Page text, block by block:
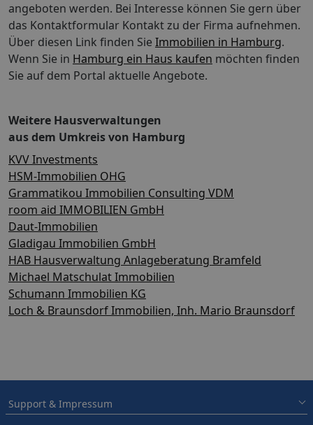
angeboten werden. Bei Interesse können Sie gern über
das Kontaktformular Kontakt zu der Firma aufnehmen.
Über diesen Link finden Sie Immobilien in Hamburg.
Wenn Sie in Hamburg ein Haus kaufen möchten finden
Sie auf dem Portal aktuelle Angebote.
Weitere Hausverwaltungen
aus dem Umkreis von Hamburg
KVV Investments
HSM-Immobilien OHG
Grammatikou Immobilien Consulting VDM
room aid IMMOBILIEN GmbH
Daut-Immobilien
Gladigau Immobilien GmbH
HAB Hausverwaltung Anlageberatung Bramfeld
Michael Matschulat Immobilien
Schumann Immobilien KG
Loch & Braunsdorf Immobilien, Inh. Mario Braunsdorf
Support & Impressum